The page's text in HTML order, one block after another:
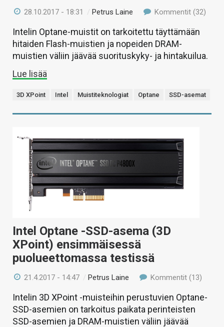
28.10.2017 - 18:31 /Petrus Laine Kommentit (32)
Intelin Optane-muistit on tarkoitettu täyttämään
hitaiden Flash-muistien ja nopeiden DRAM-
muistien väliin jäävää suorituskyky- ja hintakuilua.
Lue lisää
3D XPoint Intel Muistiteknologiat Optane SSD-asemat
Intel Optane -SSD-asema (3D
XPoint) ensimmäisessä
puolueettomassa testissä
21.4.2017 - 14:47 /Petrus Laine Kommentit (13)
Intelin 3D XPoint -muisteihin perustuvien Optane-
SSD-asemien on tarkoitus paikata perinteisten
SSD-asemien ja DRAM-muistien väliin jäävää